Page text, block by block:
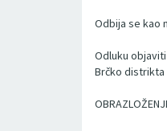
Odbija se kao
Odluku
Brčko distrikta